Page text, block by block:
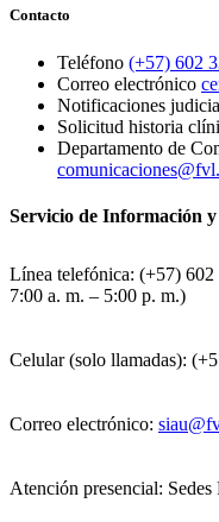
Contacto
Teléfono (+57) 602
Correo electrónico
Notificaciones
Solicitud historia
Departamento de
Servicio de Información
Línea telefónica: (+57) 602
7:00 a. m. – 5:00 p. m.)
Celular (solo llamadas):
Correo electrónico:
Atención presencial: